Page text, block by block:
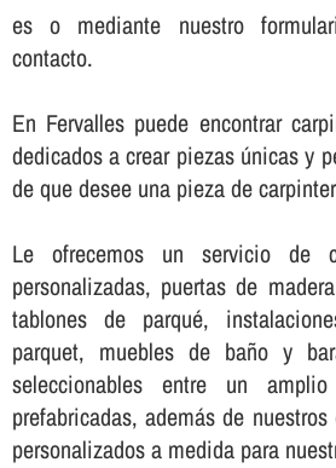
es o mediante nuestro
contacto.
En Fervalles puede encontrar
dedicados a crear piezas únicas y
de que desee una pieza de
Le ofrecemos un servicio de
personalizadas, puertas de
tablones de parqué,
parquet, muebles de baño y
seleccionables entre un
prefabricadas, además de
personalizados a medida para